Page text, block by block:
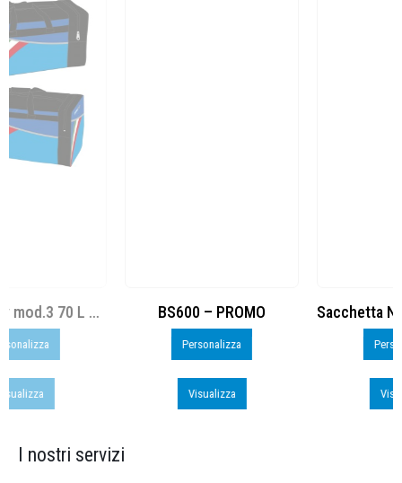
BS600 – PROMO Sacchetta Nylon_PROMO_perso
I nostri servizi